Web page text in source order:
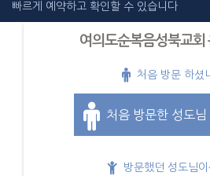
빠르게 예약하고 확인할 수 있습니다
여의도순복음성북교회
처음 방문 하셨
처음 방문한 성도님
방문했던 성도님